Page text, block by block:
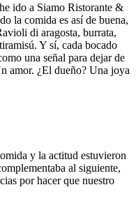
ido a Siamo Ristorante &
la comida es así de buena,
di aragosta, burrata,
Y sí, cada bocado
una señal para dejar de
amor. ¿El dueño? Una joya
y la actitud estuvieron
al siguiente,
por hacer que nuestro